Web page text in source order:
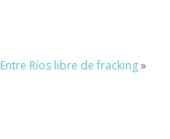
Entre Ríos libre de fracking»